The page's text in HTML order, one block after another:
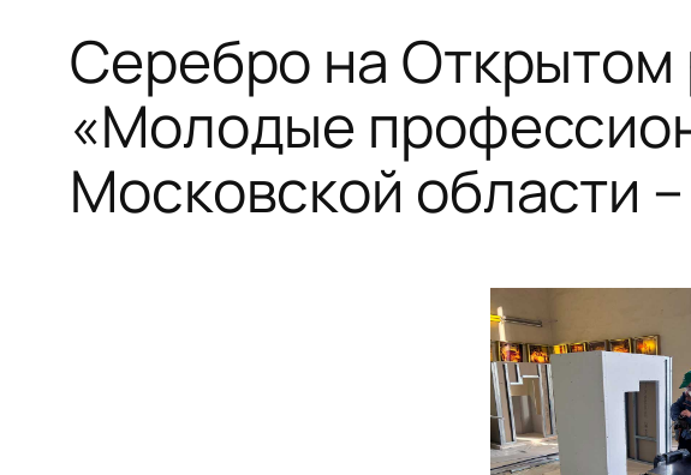
Серебро на
«Молодые
Московской области